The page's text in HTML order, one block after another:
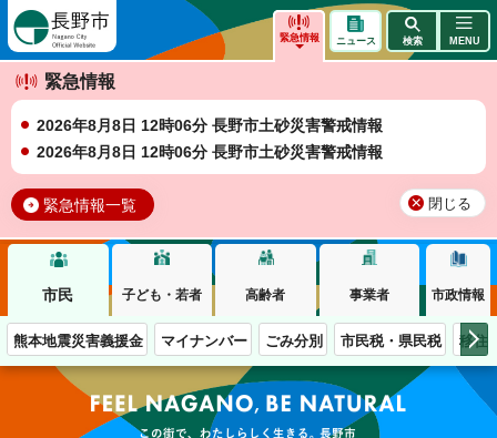
緊急情報
緊急情報
2026年8月8日 12時06分 長野市土砂災害警戒情報
2026年8月8日 12時06分 長野市土砂災害警戒情報
緊急情報一覧 閉じる
ニュース 検索 MENU
市民 子ども・若者 高齢者 事業者 市政情報
熊本地震災害義援金 マイナンバー ごみ分別 市民税・県民税 移住
この街で、わたしらしく生きる。長野市